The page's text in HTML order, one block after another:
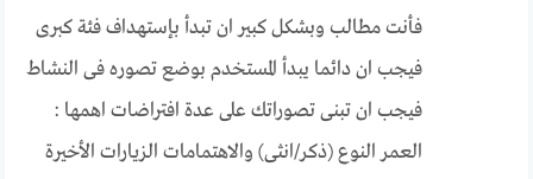
فأنت مطالب وبشكل كبير ان تبدأ بإستهداف فئة كبرى
فيجب ان دائما يبدأ المستخدم بوضع تصوره فى النشاط
فيجب ان تبنى تصوراتك على عدة افتراضات اهمها :
العمر النوع (ذكر/انثى) والاهتمامات الزيارات الأخيرة